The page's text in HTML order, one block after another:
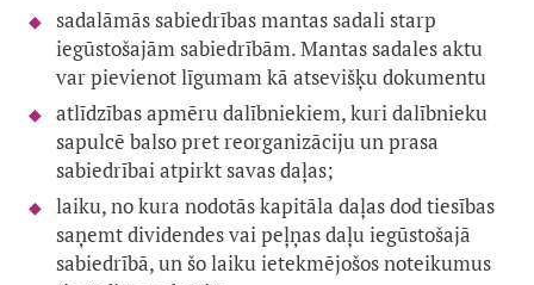
sadalāmās sabiedrības mantas sadali starp
iegūstošajām sabiedrībām. Mantas sadales aktu
var pievienot līgumam kā atsevišķu dokumentu
atlīdzības apmēru dalībniekiem, kuri dalībnieku
sapulcē balso pret reorganizāciju un prasa
sabiedrībai atpirkt savas daļas;
laiku, no kura nodotās kapitāla daļas dod tiesības
saņemt dividendes vai peļņas daļu iegūstošajā
sabiedrībā, un šo laiku ietekmējošos noteikumus